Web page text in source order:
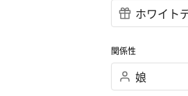
関係性